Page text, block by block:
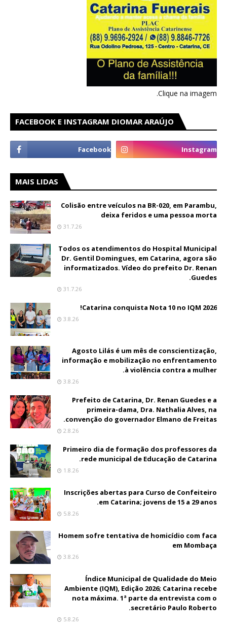
Clique na imagem.
FACEBOOK E INSTAGRAM DIOMAR ARAÚJO
MAIS LIDAS
Colisão entre veículos na BR-020, em Parambu,
deixa feridos e uma pessoa morta
31.7.26
Todos os atendimentos do Hospital Municipal
Dr. Gentil Domingues, em Catarina, agora são
informatizados. Vídeo do prefeito Dr. Renan
Guedes.
31.7.26
Catarina conquista Nota 10 no IQM 2026!
3.8.26
Agosto Lilás é um mês de conscientização,
informação e mobilização no enfrentamento
à violência contra a mulher.
3.8.26
Prefeito de Catarina, Dr. Renan Guedes e a
primeira-dama, Dra. Nathalia Alves, na
convenção do governador Elmano de Freitas.
2.8.26
Primeiro dia de formação dos professores da
rede municipal de Educação de Catarina.
1.8.26
Inscrições abertas para Curso de Confeiteiro
em Catarina; jovens de 15 a 29 anos.
5.8.26
Homem sofre tentativa de homicídio com faca
em Mombaça
3.8.26
Índice Municipal de Qualidade do Meio
Ambiente (IQM), Edição 2026; Catarina recebe
nota máxima. 1ª parte da entrevista com o
secretário Paulo Roberto.
5.8.26